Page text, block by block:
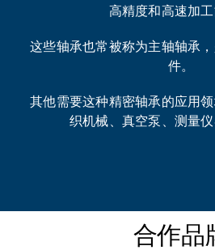
高精度和高速加工
这些轴承也常被称为主轴轴承
件。
其他需要这种精密轴承的应用
织机械、真空泵、测量仪
合作品